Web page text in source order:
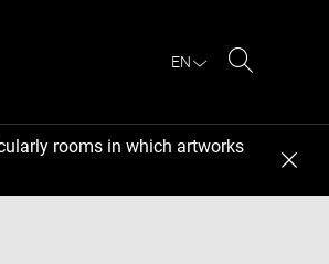
EN
rooms in which artworks